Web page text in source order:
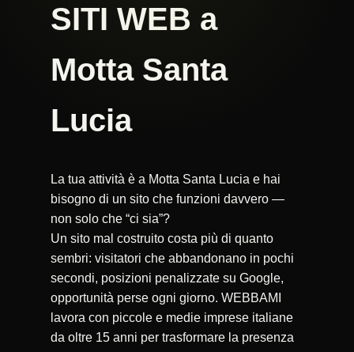
SITI WEB a
Motta Santa
Lucia
La tua attività è a Motta Santa Lucia e hai
bisogno di un sito che funzioni davvero —
non solo che “ci sia”?
Un sito mal costruito costa più di quanto
sembri: visitatori che abbandonano in pochi
secondi, posizioni penalizzate su Google,
opportunità perse ogni giorno. WEBBAMI
lavora con piccole e medie imprese italiane
da oltre 15 anni per trasformare la presenza